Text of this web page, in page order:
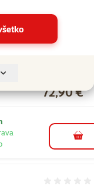
Cat it
Cena
72,90 €
do